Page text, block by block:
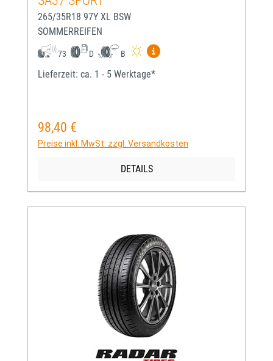
265/35R18 97Y XL BSW
SOMMERREIFEN
73 D B
Mehr Informationen zum
Lieferzeit: ca. 1 - 5 Werktage*
Regulärer Preis:
98,40 €
Preise inkl. MwSt. zzgl. Versandkosten
DETAILS